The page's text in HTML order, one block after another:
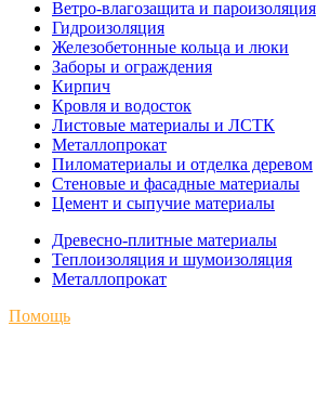
Ветро-влагозащита и пароизоляция
Гидроизоляция
Железобетонные кольца и люки
Заборы и ограждения
Кирпич
Кровля и водосток
Листовые материалы и ЛСТК
Металлопрокат
Пиломатериалы и отделка деревом
Стеновые и фасадные материалы
Цемент и сыпучие материалы
Древесно-плитные материалы
Теплоизоляция и шумоизоляция
Металлопрокат
Помощь